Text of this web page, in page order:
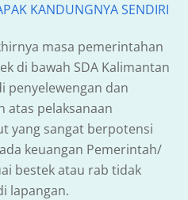
KANDUNGNYA SENDIRI
masa pemerintahan
di bawah SDA Kalimantan
penyelewengan dan
atas pelaksanaan
yang sangat berpotensi
keuangan Pemerintah/
bestek atau rab tidak
lapangan.